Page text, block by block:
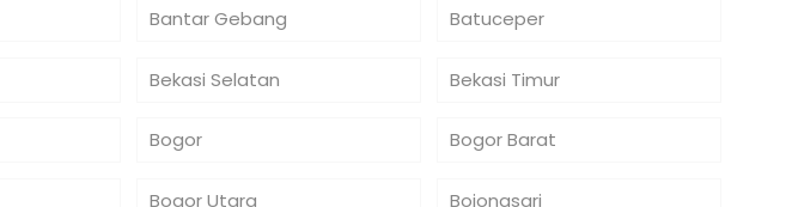
Bantar Gebang Batuceper
Bekasi Selatan Bekasi Timur
Bogor Bogor Barat
Bogor Utara Bojongsari